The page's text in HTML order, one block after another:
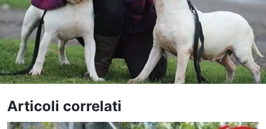
Articoli correlati